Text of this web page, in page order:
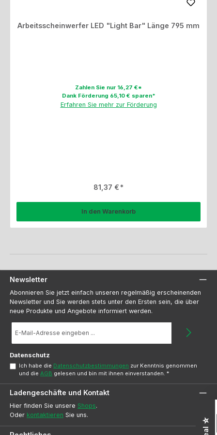
Arbeitsscheinwerfer LED "Light Bar" Länge 795 mm
Zahlen Sie nur 16,27 €*
Dank Förderung 65,10 € sparen*
Erfahren Sie mehr zur Förderung
Regulärer Preis:
81,37 €
In den Warenkorb
Newsletter
Abonnieren Sie jetzt einfach unseren regelmäßig erscheinenden
Newsletter und Sie werden stets unter den Ersten sein, die über
neue Produkte und Angebote informiert werden.
Mail-
Datenschutz
Ich habe die Datenschutzbestimmungen zur Kenntnis genommen
und dieAGB gelesen und bin mit ihnen einverstanden.*
Ladengeschäfte und Kontakt
Hier finden Sie unsere Shops.
Oder kontaktieren Sie uns.